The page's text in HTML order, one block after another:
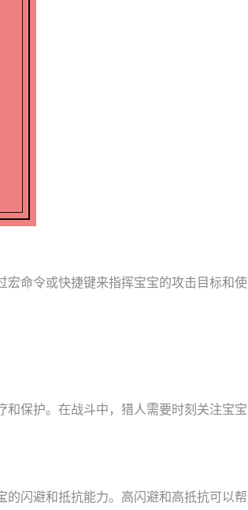
命令或快捷键来指挥宝宝的攻击目标和使
保护。在战斗中，猎人需要时刻关注宝宝
闪避和抵抗能力。高闪避和高抵抗可以帮